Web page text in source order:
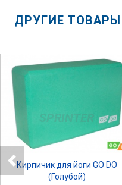
ДРУГИЕ
SPRINTER
Кирпичик для йоги GO DO
(Голубой)